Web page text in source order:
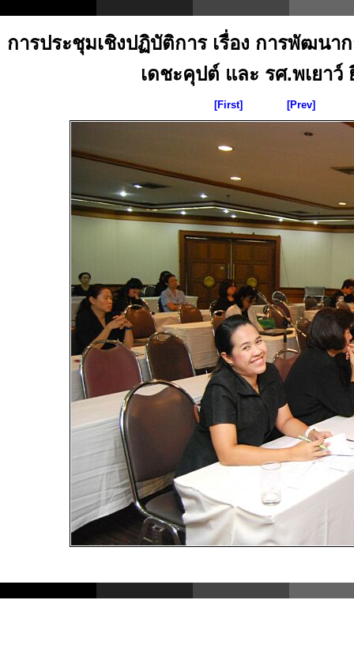
การประชุมเชิงปฏิบัติการ เรื่อง การพัฒน
เดชะคุปต์ และ รศ.พเยา
[First] [Prev]